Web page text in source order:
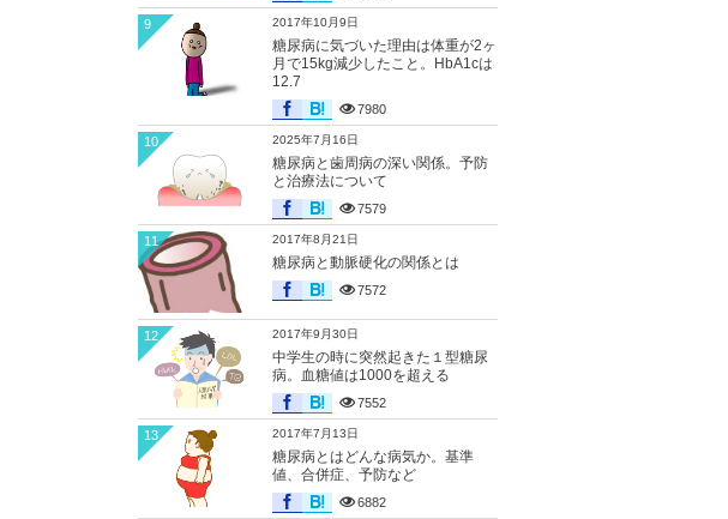
2017年10月9日
糖尿病に気づいた理由は体重が2ヶ
月で15kg減少したこと。HbA1cは
12.7
7980
9
2025年7月16日
糖尿病と歯周病の深い関係。予防
と治療法について
7579
10
2017年8月21日
糖尿病と動脈硬化の関係とは
7572
11
2017年9月30日
中学生の時に突然起きた１型糖尿
病。血糖値は1000を超える
7552
12
2017年7月13日
糖尿病とはどんな病気か。基準
値、合併症、予防など
6882
13